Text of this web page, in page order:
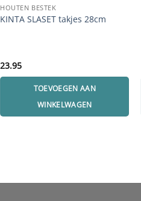
HOUTEN BESTEK
KINTA SLASET takjes 28cm
23.95
TOEVOEGEN AAN
WINKELWAGEN